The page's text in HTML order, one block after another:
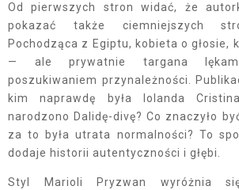
Od pierwszych stron widać, że
pokazać także ciemniejszych
Pochodząca z Egiptu, kobieta o głosie,
— ale prywatnie targana
poszukiwaniem przynależności.
kim naprawdę była Iolanda
narodzono Dalidę-divę? Co znaczyło
za to była utrata normalności? To
dodaje historii autentyczności i głębi.
Styl Marioli Pryzwan wyróżnia